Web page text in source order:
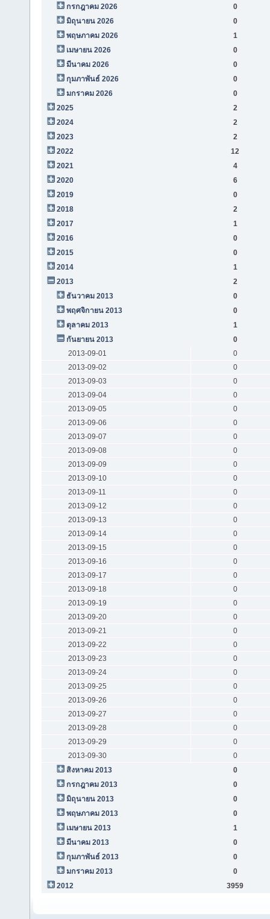
กรกฎาคม 2026
0
มิถุนายน 2026
0
พฤษภาคม 2026
1
เมษายน 2026
0
มีนาคม 2026
0
กุมภาพันธ์ 2026
0
มกราคม 2026
0
2025
2
2024
2
2023
2
2022
12
2021
4
2020
6
2019
0
2018
2
2017
1
2016
0
2015
0
2014
1
2013
2
ธันวาคม 2013
0
พฤศจิกายน 2013
0
ตุลาคม 2013
1
กันยายน 2013
0
2013-09-01
0
2013-09-02
0
2013-09-03
0
2013-09-04
0
2013-09-05
0
2013-09-06
0
2013-09-07
0
2013-09-08
0
2013-09-09
0
2013-09-10
0
2013-09-11
0
2013-09-12
0
2013-09-13
0
2013-09-14
0
2013-09-15
0
2013-09-16
0
2013-09-17
0
2013-09-18
0
2013-09-19
0
2013-09-20
0
2013-09-21
0
2013-09-22
0
2013-09-23
0
2013-09-24
0
2013-09-25
0
2013-09-26
0
2013-09-27
0
2013-09-28
0
2013-09-29
0
2013-09-30
0
สิงหาคม 2013
0
กรกฎาคม 2013
0
มิถุนายน 2013
0
พฤษภาคม 2013
0
เมษายน 2013
1
มีนาคม 2013
0
กุมภาพันธ์ 2013
0
มกราคม 2013
0
2012
3959